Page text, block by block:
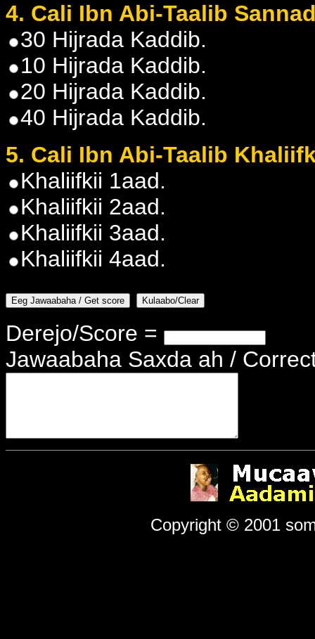
4. Cali Ibn Abi-Taalib
30 Hijrada Kaddib.
10 Hijrada Kaddib.
20 Hijrada Kaddib.
40 Hijrada Kaddib.
5. Cali Ibn Abi-Taalib
Khaliifkii 1aad.
Khaliifkii 2aad.
Khaliifkii 3aad.
Khaliifkii 4aad.
Derejo/Score =
Jawaabaha Saxda ah /
Copyright © 2001